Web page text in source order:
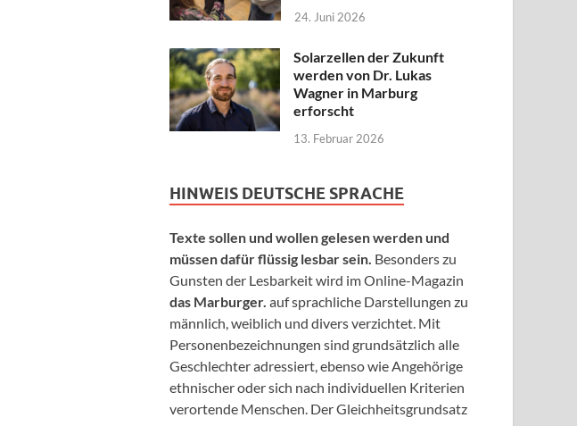
24. Juni 2026
Solarzellen der Zukunft
werden von Dr. Lukas
Wagner in Marburg
erforscht
13. Februar 2026
HINWEIS DEUTSCHE SPRACHE
Texte sollen und wollen gelesen werden und
müssen dafür flüssig lesbar sein. Besonders zu
Gunsten der Lesbarkeit wird im Online-Magazin
das Marburger. auf sprachliche Darstellungen zu
männlich, weiblich und divers verzichtet. Mit
Personenbezeichnungen sind grundsätzlich alle
Geschlechter adressiert, ebenso wie Angehörige
ethnischer oder sich nach individuellen Kriterien
verortende Menschen. Der Gleichheitsgrundsatz